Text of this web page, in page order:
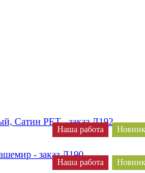
Наша работа
Сатин PET - заказ Л192
Наша работа
- заказ Л190